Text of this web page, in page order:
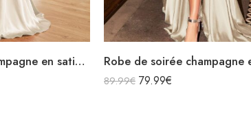
Robe de soirée champagne en satin décolleté carré longue fendue sirène
89.99€ 79.99€